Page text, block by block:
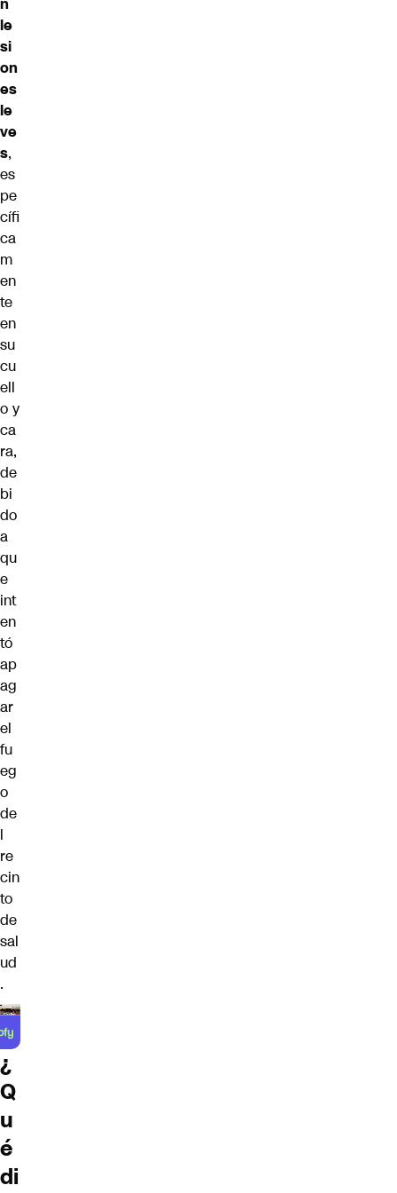
le
si
on
es
le
ve
s,
es
pe
cífi
ca
m
en
te
en
su
cu
ell
o y
ca
ra,
de
bi
do
a
qu
e
int
en
tó
ap
ag
ar
el
fu
eg
o
de
l
re
cin
to
de
sal
ud
.
¿
Q
u
é
di